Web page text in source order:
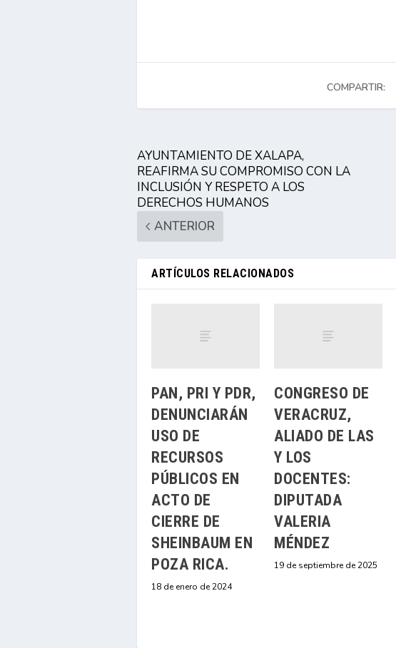
COMPARTIR:
AYUNTAMIENTO DE XALAPA,
REAFIRMA SU COMPROMISO CON LA
INCLUSIÓN Y RESPETO A LOS
DERECHOS HUMANOS
ANTERIOR
ARTÍCULOS RELACIONADOS
PAN, PRI Y PDR,
DENUNCIARÁN
USO DE
RECURSOS
PÚBLICOS EN
ACTO DE
CIERRE DE
SHEINBAUM EN
POZA RICA.
18 de enero de 2024
CONGRESO DE
VERACRUZ,
ALIADO DE LAS
Y LOS
DOCENTES:
DIPUTADA
VALERIA
MÉNDEZ
19 de septiembre de 2025